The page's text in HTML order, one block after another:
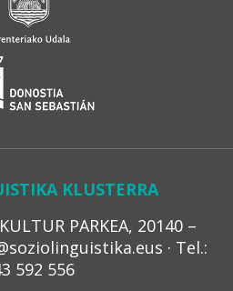
KLUSTERRA
PARKEA, 20140 –
· Tel.:
592 556